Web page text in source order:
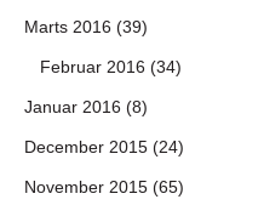
Marts 2016 (39)
Februar 2016 (34)
Januar 2016 (8)
December 2015 (24)
November 2015 (65)